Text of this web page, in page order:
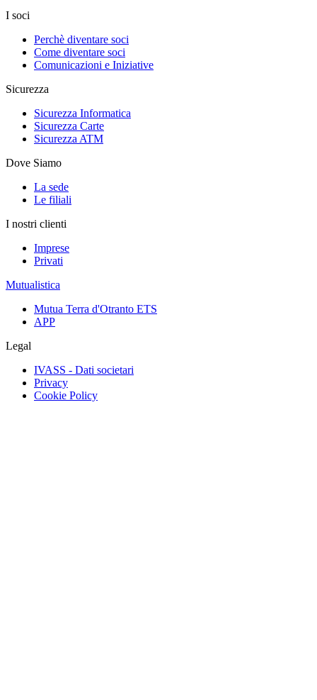
I soci
Perchè diventare soci
Come diventare soci
Comunicazioni e Iniziative
Sicurezza
Sicurezza Informatica
Sicurezza Carte
Sicurezza ATM
Dove Siamo
La sede
Le filiali
I nostri clienti
Imprese
Privati
Mutualistica
Mutua Terra d'Otranto ETS
APP
Legal
IVASS - Dati societari
Privacy
Cookie Policy